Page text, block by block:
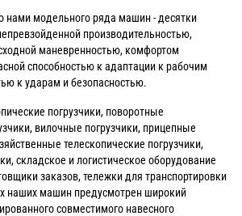
нами модельного ряда машин - десятки
производительностью,
маневренностью, комфортом
способностью к адаптации к рабочим
к ударам и безопасностью.
погрузчики, поворотные
вилочные погрузчики, прицепные
телескопические погрузчики,
складское и логистическое оборудование
заказов, тележки для транспортировки
наших машин предусмотрен широкий
совместимого навесного